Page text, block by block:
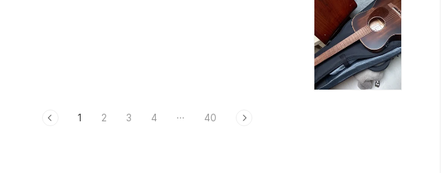
1 2 3 4 ··· 40